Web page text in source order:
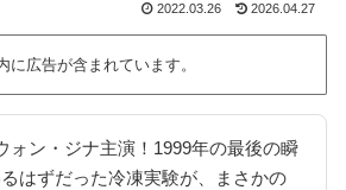
2022.03.26 2026.04.27
に広告が含まれています。
ォン・ジナ主演！1999年の最後の瞬
はずだった冷凍実験が、まさかの